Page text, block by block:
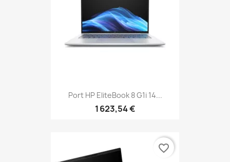
Port HP EliteBook 8 G1i 14...
1 623,54 €
favorite_border